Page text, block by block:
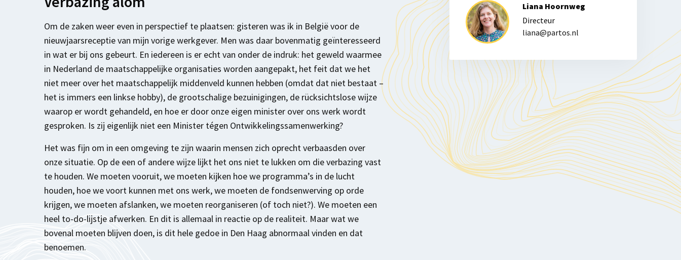
Om de zaken weer even in perspectief te plaatsen: gisteren was ik in België voor de
nieuwjaarsreceptie van mijn vorige werkgever. Men was daar bovenmatig geïnteresseerd
in wat er bij ons gebeurt. En iedereen is er echt van onder de indruk: het geweld waarmee
in Nederland de maatschappelijke organisaties worden aangepakt, het feit dat we het
niet meer over het maatschappelijk middenveld kunnen hebben (omdat dat niet bestaat –
het is immers een linkse hobby), de grootschalige bezuinigingen, de rücksichtslose wijze
waarop er wordt gehandeld, en hoe er door onze eigen minister over ons werk wordt
gesproken. Is zij eigenlijk niet een Minister tégen Ontwikkelingssamenwerking?
Het was fijn om in een omgeving te zijn waarin mensen zich oprecht verbaasden over
onze situatie. Op de een of andere wijze lijkt het ons niet te lukken om die verbazing vast
te houden. We moeten vooruit, we moeten kijken hoe we programma’s in de lucht
houden, hoe we voort kunnen met ons werk, we moeten de fondsenwerving op orde
krijgen, we moeten afslanken, we moeten reorganiseren (of toch niet?). We moeten een
heel to-do-lijstje afwerken. En dit is allemaal in reactie op de realiteit. Maar wat we
bovenal moeten blijven doen, is dit hele gedoe in Den Haag abnormaal vinden en dat
benoemen.
Liana Hoornweg
Directeur
liana@partos.nl